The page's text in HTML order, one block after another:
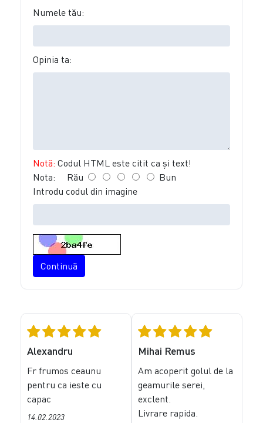
Numele tău:
Opinia ta:
Notă: Codul HTML este citit ca şi text!
Nota: Rău
Bun
Introdu codul din imagine
Continuă
Alexandru
Fr frumos ceaunu
pentru ca ieste cu
capac
14.02.2023
Mihai Remus
Am acoperit golul de la
geamurile serei,
exclent.
Livrare rapida.